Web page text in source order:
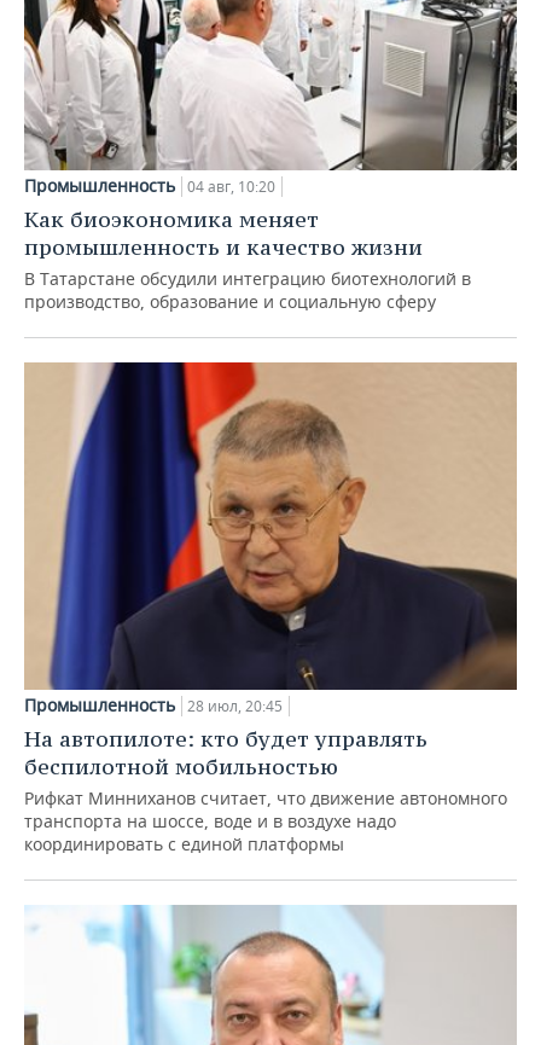
Промышленность 04 авг, 10:20
Как биоэкономика меняет
промышленность и качество жизни
В Татарстане обсудили интеграцию биотехнологий в
производство, образование и социальную сферу
Промышленность 28 июл, 20:45
На автопилоте: кто будет управлять
беспилотной мобильностью
Рифкат Минниханов считает, что движение автономного
транспорта на шоссе, воде и в воздухе надо
координировать с единой платформы